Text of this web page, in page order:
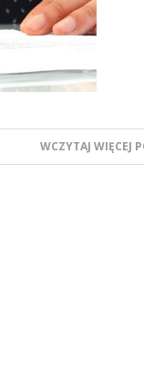
WCZYTAJ WIĘCEJ